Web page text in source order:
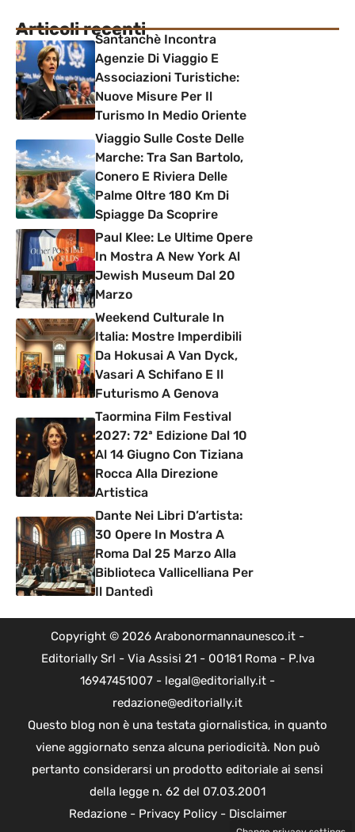
Articoli recentiSantanchè Incontra
Agenzie Di Viaggio E
Associazioni Turistiche:
Nuove Misure Per Il
Turismo In Medio Oriente
Viaggio Sulle Coste Delle
Marche: Tra San Bartolo,
Conero E Riviera Delle
Palme Oltre 180 Km Di
Spiagge Da Scoprire
Paul Klee: Le Ultime Opere
In Mostra A New York Al
Jewish Museum Dal 20
Marzo
Weekend Culturale In
Italia: Mostre Imperdibili
Da Hokusai A Van Dyck,
Vasari A Schifano E Il
Futurismo A Genova
Taormina Film Festival
2027: 72ª Edizione Dal 10
Al 14 Giugno Con Tiziana
Rocca Alla Direzione
Artistica
Dante Nei Libri D’artista:
30 Opere In Mostra A
Roma Dal 25 Marzo Alla
Biblioteca Vallicelliana Per
Il Dantedì
Copyright © 2026 Arabonormannaunesco.it -
Editorially Srl - Via Assisi 21 - 00181 Roma - P.Iva
16947451007 - legal@editorially.it -
redazione@editorially.it
Questo blog non è una testata giornalistica, in quanto
viene aggiornato senza alcuna periodicità. Non può
pertanto considerarsi un prodotto editoriale ai sensi
della legge n. 62 del 07.03.2001
Redazione- Privacy Policy- Disclaimer